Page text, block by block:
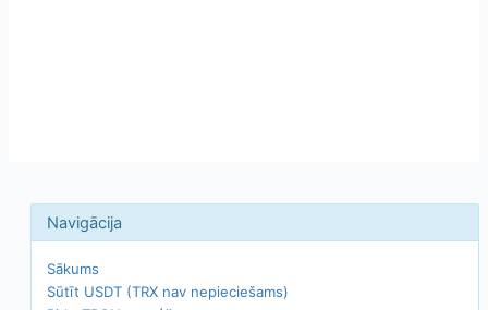
Sākums
Sūtīt USDT (TRX nav nepieciešams)